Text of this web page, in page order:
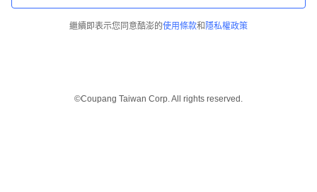
繼續即表示您同意酷澎的使用條款和 隱私權政策
©Coupang Taiwan Corp. All rights reserved.